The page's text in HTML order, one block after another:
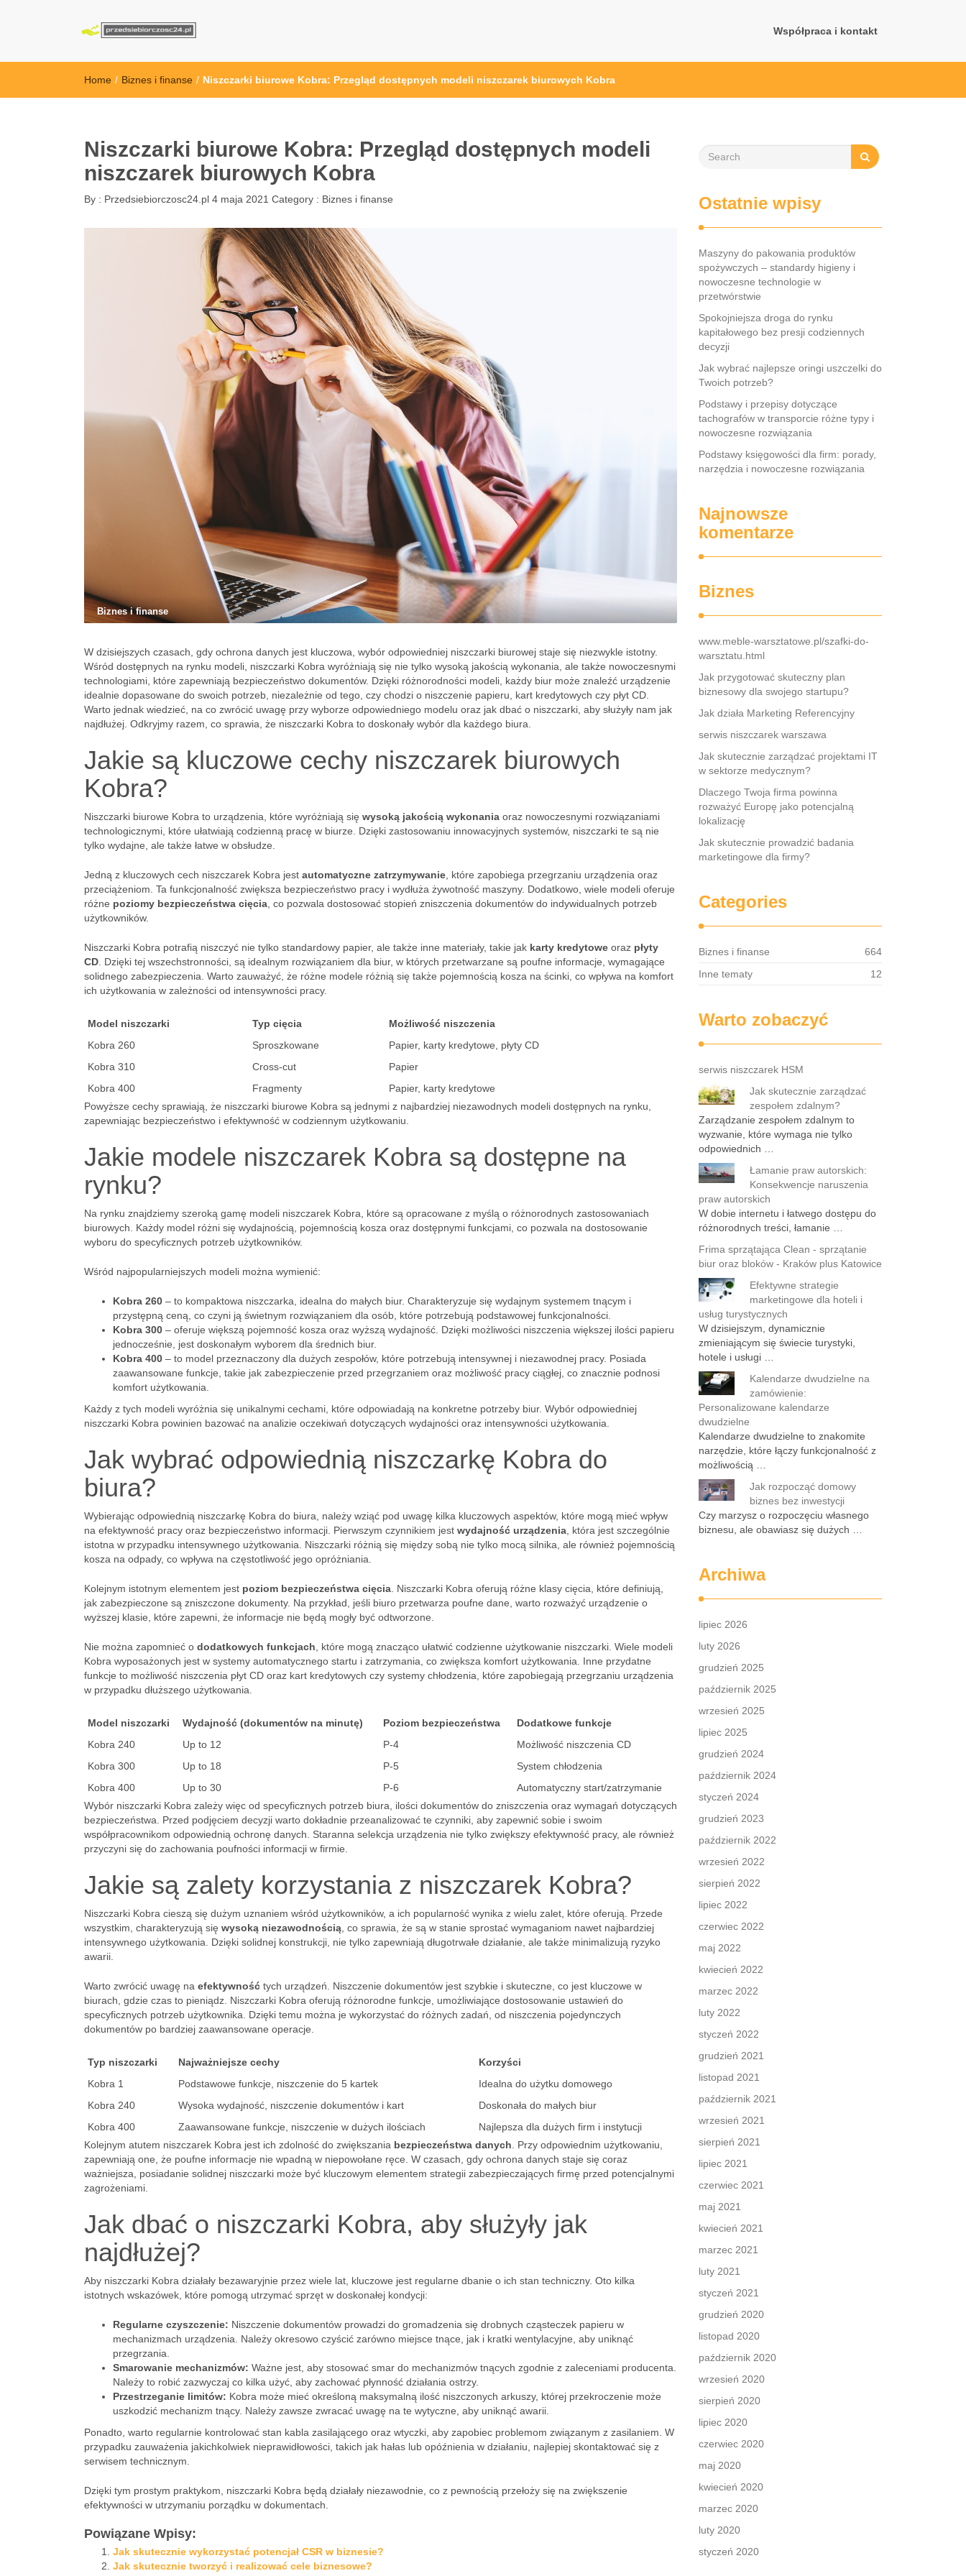
Współpraca i kontakt
Home / Biznes i finanse / Niszczarki biurowe Kobra: Przegląd dostępnych modeli niszczarek biurowych Kobra
Niszczarki biurowe Kobra: Przegląd dostępnych modeli
niszczarek biurowych Kobra
By : Przedsiebiorczosc24.pl 4 maja 2021 Category : Biznes i finanse
Biznes i finanse
W dzisiejszych czasach, gdy ochrona danych jest kluczowa, wybór odpowiedniej niszczarki biurowej staje się niezwykle istotny.
Wśród dostępnych na rynku modeli, niszczarki Kobra wyróżniają się nie tylko wysoką jakością wykonania, ale także nowoczesnymi
technologiami, które zapewniają bezpieczeństwo dokumentów. Dzięki różnorodności modeli, każdy biur może znaleźć urządzenie
idealnie dopasowane do swoich potrzeb, niezależnie od tego, czy chodzi o niszczenie papieru, kart kredytowych czy płyt CD.
Warto jednak wiedzieć, na co zwrócić uwagę przy wyborze odpowiedniego modelu oraz jak dbać o niszczarki, aby służyły nam jak
najdłużej. Odkryjmy razem, co sprawia, że niszczarki Kobra to doskonały wybór dla każdego biura.
Jakie są kluczowe cechy niszczarek biurowych
Kobra?
Niszczarki biurowe Kobra to urządzenia, które wyróżniają się wysoką jakością wykonania oraz nowoczesnymi rozwiązaniami
technologicznymi, które ułatwiają codzienną pracę w biurze. Dzięki zastosowaniu innowacyjnych systemów, niszczarki te są nie
tylko wydajne, ale także łatwe w obsłudze.
Jedną z kluczowych cech niszczarek Kobra jest automatyczne zatrzymywanie , które zapobiega przegrzaniu urządzenia oraz
przeciążeniom. Ta funkcjonalność zwiększa bezpieczeństwo pracy i wydłuża żywotność maszyny. Dodatkowo, wiele modeli oferuje
różne poziomy bezpieczeństwa cięcia , co pozwala dostosować stopień zniszczenia dokumentów do indywidualnych potrzeb
użytkowników.
Niszczarki Kobra potrafią niszczyć nie tylko standardowy papier, ale także inne materiały, takie jak karty kredytowe oraz płyty
CD . Dzięki tej wszechstronności, są idealnym rozwiązaniem dla biur, w których przetwarzane są poufne informacje, wymagające
solidnego zabezpieczenia. Warto zauważyć, że różne modele różnią się także pojemnością kosza na ścinki, co wpływa na komfort
ich użytkowania w zależności od intensywności pracy.
Model niszczarki Typ cięcia
Możliwość niszczenia
Kobra 260
Sproszkowane
Papier, karty kredytowe, płyty CD
Kobra 310
Cross-cut
Papier
Kobra 400
Fragmenty
Papier, karty kredytowe
Powyższe cechy sprawiają, że niszczarki biurowe Kobra są jednymi z najbardziej niezawodnych modeli dostępnych na rynku,
zapewniając bezpieczeństwo i efektywność w codziennym użytkowaniu.
Jakie modele niszczarek Kobra są dostępne na
rynku?
Na rynku znajdziemy szeroką gamę modeli niszczarek Kobra, które są opracowane z myślą o różnorodnych zastosowaniach
biurowych. Każdy model różni się wydajnością, pojemnością kosza oraz dostępnymi funkcjami, co pozwala na dostosowanie
wyboru do specyficznych potrzeb użytkowników.
Wśród najpopularniejszych modeli można wymienić:
Kobra 260 – to kompaktowa niszczarka, idealna do małych biur. Charakteryzuje się wydajnym systemem tnącym i
przystępną ceną, co czyni ją świetnym rozwiązaniem dla osób, które potrzebują podstawowej funkcjonalności.
Kobra 300 – oferuje większą pojemność kosza oraz wyższą wydajność. Dzięki możliwości niszczenia większej ilości papieru
jednocześnie, jest doskonałym wyborem dla średnich biur.
Kobra 400 – to model przeznaczony dla dużych zespołów, które potrzebują intensywnej i niezawodnej pracy. Posiada
zaawansowane funkcje, takie jak zabezpieczenie przed przegrzaniem oraz możliwość pracy ciągłej, co znacznie podnosi
komfort użytkowania.
Każdy z tych modeli wyróżnia się unikalnymi cechami, które odpowiadają na konkretne potrzeby biur. Wybór odpowiedniej
niszczarki Kobra powinien bazować na analizie oczekiwań dotyczących wydajności oraz intensywności użytkowania.
Jak wybrać odpowiednią niszczarkę Kobra do
biura?
Wybierając odpowiednią niszczarkę Kobra do biura, należy wziąć pod uwagę kilka kluczowych aspektów, które mogą mieć wpływ
na efektywność pracy oraz bezpieczeństwo informacji. Pierwszym czynnikiem jest wydajność urządzenia , która jest szczególnie
istotna w przypadku intensywnego użytkowania. Niszczarki różnią się między sobą nie tylko mocą silnika, ale również pojemnością
kosza na odpady, co wpływa na częstotliwość jego opróżniania.
Kolejnym istotnym elementem jest poziom bezpieczeństwa cięcia . Niszczarki Kobra oferują różne klasy cięcia, które definiują,
jak zabezpieczone są zniszczone dokumenty. Na przykład, jeśli biuro przetwarza poufne dane, warto rozważyć urządzenie o
wyższej klasie, które zapewni, że informacje nie będą mogły być odtworzone.
Nie można zapomnieć o dodatkowych funkcjach , które mogą znacząco ułatwić codzienne użytkowanie niszczarki. Wiele modeli
Kobra wyposażonych jest w systemy automatycznego startu i zatrzymania, co zwiększa komfort użytkowania. Inne przydatne
funkcje to możliwość niszczenia płyt CD oraz kart kredytowych czy systemy chłodzenia, które zapobiegają przegrzaniu urządzenia
w przypadku dłuższego użytkowania.
Model niszczarki Wydajność (dokumentów na minutę) Poziom bezpieczeństwa
Dodatkowe funkcje
Kobra 240
Up to 12 P-4
Możliwość niszczenia CD
Kobra 300
Up to 18 P-5
System chłodzenia
Kobra 400
Up to 30 P-6
Automatyczny start/zatrzymanie
Wybór niszczarki Kobra zależy więc od specyficznych potrzeb biura, ilości dokumentów do zniszczenia oraz wymagań dotyczących
bezpieczeństwa. Przed podjęciem decyzji warto dokładnie przeanalizować te czynniki, aby zapewnić sobie i swoim
współpracownikom odpowiednią ochronę danych. Staranna selekcja urządzenia nie tylko zwiększy efektywność pracy, ale również
przyczyni się do zachowania poufności informacji w firmie.
Jakie są zalety korzystania z niszczarek Kobra?
Niszczarki Kobra cieszą się dużym uznaniem wśród użytkowników, a ich popularność wynika z wielu zalet, które oferują. Przede
wszystkim, charakteryzują się wysoką niezawodnością , co sprawia, że są w stanie sprostać wymaganiom nawet najbardziej
intensywnego użytkowania. Dzięki solidnej konstrukcji, nie tylko zapewniają długotrwałe działanie, ale także minimalizują ryzyko
awarii.
Warto zwrócić uwagę na efektywność tych urządzeń. Niszczenie dokumentów jest szybkie i skuteczne, co jest kluczowe w
biurach, gdzie czas to pieniądz. Niszczarki Kobra oferują różnorodne funkcje, umożliwiające dostosowanie ustawień do
specyficznych potrzeb użytkownika. Dzięki temu można je wykorzystać do różnych zadań, od niszczenia pojedynczych
dokumentów po bardziej zaawansowane operacje.
Typ niszczarki Najważniejsze cechy
Korzyści
Kobra 1
Podstawowe funkcje, niszczenie do 5 kartek
Idealna do użytku domowego
Kobra 240
Wysoka wydajność, niszczenie dokumentów i kart
Doskonała do małych biur
Kobra 400
Zaawansowane funkcje, niszczenie w dużych ilościach
Najlepsza dla dużych firm i instytucji
Kolejnym atutem niszczarek Kobra jest ich zdolność do zwiększania bezpieczeństwa danych . Przy odpowiednim użytkowaniu,
zapewniają one, że poufne informacje nie wpadną w niepowołane ręce. W czasach, gdy ochrona danych staje się coraz
ważniejsza, posiadanie solidnej niszczarki może być kluczowym elementem strategii zabezpieczających firmę przed potencjalnymi
zagrożeniami.
Jak dbać o niszczarki Kobra, aby służyły jak
najdłużej?
Aby niszczarki Kobra działały bezawaryjnie przez wiele lat, kluczowe jest regularne dbanie o ich stan techniczny. Oto kilka
istotnych wskazówek, które pomogą utrzymać sprzęt w doskonałej kondycji:
Regularne czyszczenie: Niszczenie dokumentów prowadzi do gromadzenia się drobnych cząsteczek papieru w
mechanizmach urządzenia. Należy okresowo czyścić zarówno miejsce tnące, jak i kratki wentylacyjne, aby uniknąć
przegrzania.
Smarowanie mechanizmów: Ważne jest, aby stosować smar do mechanizmów tnących zgodnie z zaleceniami producenta.
Należy to robić zazwyczaj co kilka użyć, aby zachować płynność działania ostrzy.
Przestrzeganie limitów: Kobra może mieć określoną maksymalną ilość niszczonych arkuszy, której przekroczenie może
uszkodzić mechanizm tnący. Należy zawsze zwracać uwagę na te wytyczne, aby uniknąć awarii.
Ponadto, warto regularnie kontrolować stan kabla zasilającego oraz wtyczki, aby zapobiec problemom związanym z zasilaniem. W
przypadku zauważenia jakichkolwiek nieprawidłowości, takich jak hałas lub opóźnienia w działaniu, najlepiej skontaktować się z
serwisem technicznym.
Dzięki tym prostym praktykom, niszczarki Kobra będą działały niezawodnie, co z pewnością przełoży się na zwiększenie
efektywności w utrzymaniu porządku w dokumentach.
Powiązane Wpisy:
Jak skutecznie wykorzystać potencjał CSR w biznesie?
Jak skutecznie tworzyć i realizować cele biznesowe?
Ostatnie wpisy
Maszyny do pakowania produktów
spożywczych – standardy higieny i
nowoczesne technologie w
przetwórstwie
Spokojniejsza droga do rynku
kapitałowego bez presji codziennych
decyzji
Jak wybrać najlepsze oringi uszczelki do
Twoich potrzeb?
Podstawy i przepisy dotyczące
tachografów w transporcie różne typy i
nowoczesne rozwiązania
Podstawy księgowości dla firm: porady,
narzędzia i nowoczesne rozwiązania
Najnowsze
komentarze
Biznes
www.meble-warsztatowe.pl/szafki-do-
warsztatu.html
Jak przygotować skuteczny plan
biznesowy dla swojego startupu?
Jak działa Marketing Referencyjny
serwis niszczarek warszawa
Jak skutecznie zarządzać projektami IT
w sektorze medycznym?
Dlaczego Twoja firma powinna
rozważyć Europę jako potencjalną
lokalizację
Jak skutecznie prowadzić badania
marketingowe dla firmy?
Categories
Biznes i finanse
664
Inne tematy
12
Warto zobaczyć
serwis niszczarek HSM
Jak skutecznie zarządzać
zespołem zdalnym?
Zarządzanie zespołem zdalnym to
wyzwanie, które wymaga nie tylko
odpowiednich …
Łamanie praw autorskich:
Konsekwencje naruszenia
praw autorskich
W dobie internetu i łatwego dostępu do
różnorodnych treści, łamanie …
Frima sprzątająca Clean - sprzątanie
biur oraz bloków - Kraków plus Katowice
Efektywne strategie
marketingowe dla hoteli i
usług turystycznych
W dzisiejszym, dynamicznie
zmieniającym się świecie turystyki,
hotele i usługi …
Kalendarze dwudzielne na
zamówienie:
Personalizowane kalendarze
dwudzielne
Kalendarze dwudzielne to znakomite
narzędzie, które łączy funkcjonalność z
możliwością …
Jak rozpocząć domowy
biznes bez inwestycji
Czy marzysz o rozpoczęciu własnego
biznesu, ale obawiasz się dużych …
Archiwa
lipiec 2026
luty 2026
grudzień 2025
październik 2025
wrzesień 2025
lipiec 2025
grudzień 2024
październik 2024
styczeń 2024
grudzień 2023
październik 2022
wrzesień 2022
sierpień 2022
lipiec 2022
czerwiec 2022
maj 2022
kwiecień 2022
marzec 2022
luty 2022
styczeń 2022
grudzień 2021
listopad 2021
październik 2021
wrzesień 2021
sierpień 2021
lipiec 2021
czerwiec 2021
maj 2021
kwiecień 2021
marzec 2021
luty 2021
styczeń 2021
grudzień 2020
listopad 2020
październik 2020
wrzesień 2020
sierpień 2020
lipiec 2020
czerwiec 2020
maj 2020
kwiecień 2020
marzec 2020
luty 2020
styczeń 2020